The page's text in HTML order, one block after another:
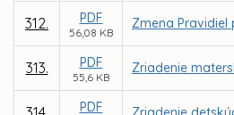
312. PDF
56,08 KB
Zmena
313. PDF
55,6 KB
Zriadenie
PDF